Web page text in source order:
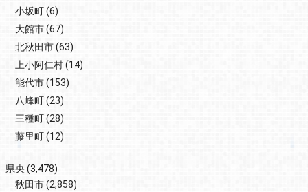
小坂町(6)
大館市(67)
北秋田市(63)
上小阿仁村(14)
能代市(153)
八峰町(23)
三種町(28)
藤里町(12)
県央 (3,478)
秋田市(2,858)